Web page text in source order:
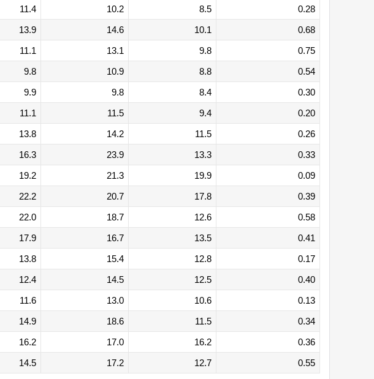
11.4 10.2 8.5
0.28
13.9 14.6 10.1
0.68
11.1 13.1 9.8
0.75
9.8 10.9 8.8
0.54
9.9 9.8 8.4
0.30
11.1 11.5 9.4
0.20
13.8 14.2 11.5
0.26
16.3 23.9 13.3
0.33
19.2 21.3 19.9
0.09
22.2 20.7 17.8
0.39
22.0 18.7 12.6
0.58
17.9 16.7 13.5
0.41
13.8 15.4 12.8
0.17
12.4 14.5 12.5
0.40
11.6 13.0 10.6
0.13
14.9 18.6 11.5
0.34
16.2 17.0 16.2
0.36
14.5 17.2 12.7 0.55